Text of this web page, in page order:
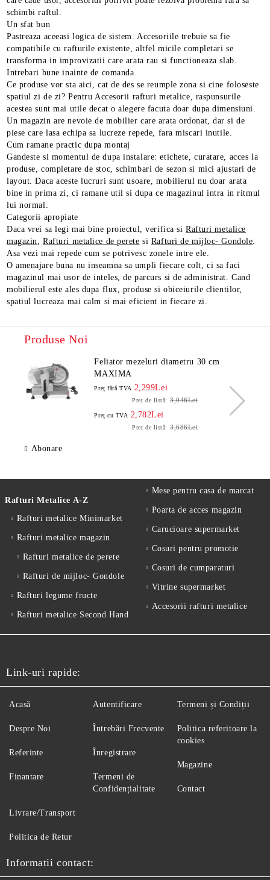
schimbi raftul.
Un sfat bun
Pastreaza aceeasi logica de sistem. Accesoriile trebuie sa fie
compatibile cu rafturile existente, altfel micile completari se
transforma in improvizatii care arata rau si functioneaza slab.
Intrebari bune inainte de comanda
Ce produse vor sta aici, cat de des se reumple zona si cine foloseste
spatiul zi de zi? Pentru Accesorii rafturi metalice, raspunsurile
acestea sunt mai utile decat o alegere facuta doar dupa dimensiuni.
Un magazin are nevoie de mobilier care arata ordonat, dar si de
piese care lasa echipa sa lucreze repede, fara miscari inutile.
Cum ramane practic dupa montaj
Gandeste si momentul de dupa instalare: etichete, curatare, acces la
produse, completare de stoc, schimbari de sezon si mici ajustari de
layout. Daca aceste lucruri sunt usoare, mobilierul nu doar arata
bine in prima zi, ci ramane util si dupa ce magazinul intra in ritmul
lui normal.
Categorii apropiate
Daca vrei sa legi mai bine proiectul, verifica si Rafturi metalice
magazin
,Rafturi metalice de perete si Rafturi de mijloc- Gondole
Asa vezi mai repede cum se potrivesc zonele intre ele.
O amenajare buna nu inseamna sa umpli fiecare colt, ci sa faci
magazinul mai usor de inteles, de parcurs si de administrat. Cand
mobilierul este ales dupa flux, produse si obiceiurile clientilor,
spatiul lucreaza mai calm si mai eficient in fiecare zi.
Produse Noi
Feliator mezeluri diametru 30 cm
MAXIMA
Preţ fără TVA 2,299Lei
Preț de listă: 3,046Lei
Preţ cu TVA 2,782Lei
Preț de listă: 3,686Lei
Abonare
Rafturi Metalice A-Z
Rafturi metalice Minimarket
Rafturi metalice magazin
Rafturi metalice de perete
Rafturi de mijloc- Gondole
Rafturi legume fructe
Rafturi metalice Second Hand
Mese pentru casa de marcat
Poarta de acces magazin
Carucioare supermarket
Cosuri pentru promotie
Cosuri de cumparaturi
Vitrine supermarket
Accesorii rafturi metalice
Link-uri rapide:
Acasă
Despre Noi
Referinte
Finantare
Autentificare
Întrebări Frecvente
Înregistrare
Termeni de
Confidențialitate
Termeni și Condiții
Politica referitoare la
cookies
Magazine
Contact
Livrare/Transport
Politica de Retur
Informatii contact: